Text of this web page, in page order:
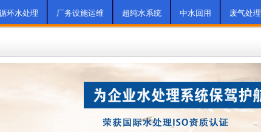
环水处理 厂务设施运维 超纯水系统 中水回用 废气处理